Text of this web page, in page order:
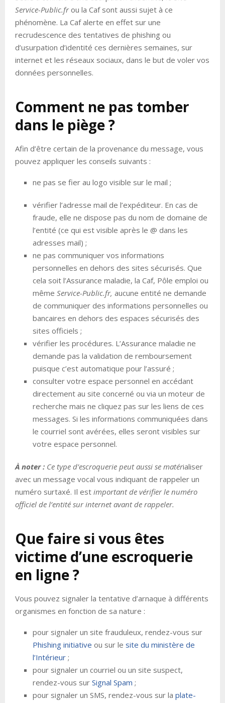
Service-Public.frou la Caf sont aussi sujet à ce
phénomène. La Caf alerte en effet sur une
recrudescence des tentatives de phishing ou
d’usurpation d’identité ces dernières semaines, sur
internet et les réseaux sociaux, dans le but de voler vos
données personnelles.
Comment ne pas tomber
dans le piège ?
Afin d’être certain de la provenance du message, vous
pouvez appliquer les conseils suivants :
ne pas se fier au logo visible sur le mail ;
vérifier l’adresse mail de l’expéditeur. En cas de
fraude, elle ne dispose pas du nom de domaine de
l’entité (ce qui est visible après le @ dans les
adresses mail) ;
ne pas communiquer vos informations
personnelles en dehors des sites sécurisés. Que
cela soit l’Assurance maladie, la Caf, Pôle emploi ou
même Service-Public.fr, aucune entité ne demande
de communiquer des informations personnelles ou
bancaires en dehors des espaces sécurisés des
sites officiels ;
vérifier les procédures. L’Assurance maladie ne
demande pas la validation de remboursement
puisque c’est automatique pour l’assuré ;
consulter votre espace personnel en accédant
directement au site concerné ou via un moteur de
recherche mais ne cliquez pas sur les liens de ces
messages. Si les informations communiquées dans
le courriel sont avérées, elles seront visibles sur
votre espace personnel.
À noter : Ce type d’escroquerie peut aussi se matérialiser
avec un message vocal vous indiquant de rappeler un
numéro surtaxé. Il est important de vérifier le numéro
officiel de l’entité sur internet avant de rappeler.
Que faire si vous êtes
victime d’une escroquerie
en ligne ?
Vous pouvez signaler la tentative d’arnaque à différents
organismes en fonction de sa nature :
pour signaler un site frauduleux, rendez-vous sur
Phishing initiative ou sur le site du ministère de
l’Intérieur ;
pour signaler un courriel ou un site suspect,
rendez-vous sur Signal Spam ;
pour signaler un SMS, rendez-vous sur la plate-